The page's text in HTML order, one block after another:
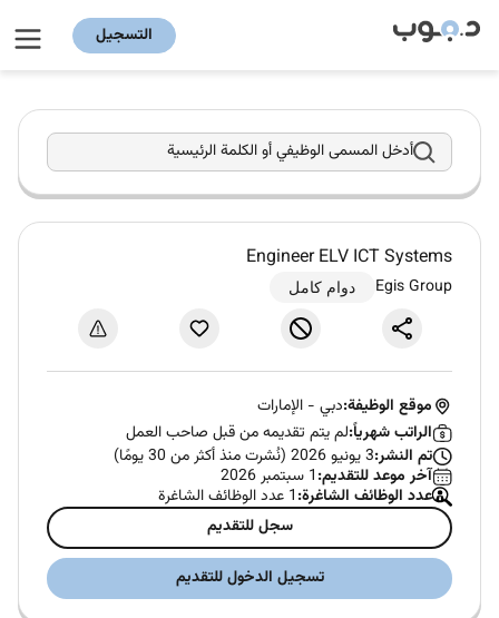
التسجيل
أدخل المسمى الوظيفي أو الكلمة الرئيسية
Engineer ELV ICT Systems
Egis Group دوام كامل
موقع الوظيفة:دبي - الإمارات
الراتب شهرياً:لم يتم تقديمه من قبل صاحب العمل
تم النشر:3 يونيو 2026 (نُشرت منذ أكثر من 30 يومًا)
آخر موعد للتقديم:1 سبتمبر 2026
عدد الوظائف الشاغرة:1 عدد الوظائف الشاغرة
سجل للتقديم
تسجيل الدخول للتقديم